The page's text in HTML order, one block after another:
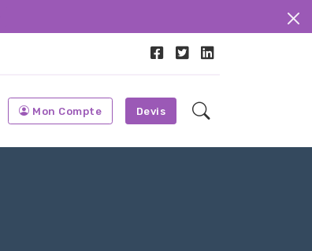
Mon Compte Devis